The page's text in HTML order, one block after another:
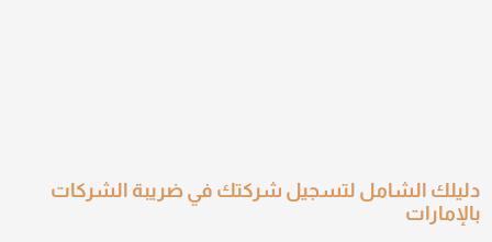
دليلك الشامل لتسجيل شركتك في ضريبة الشركات
بالإمارات